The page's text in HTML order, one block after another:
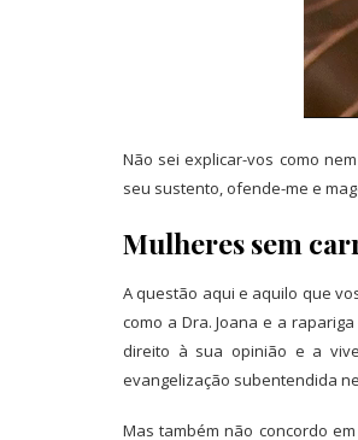
Não sei explicar-vos como
seu sustento, ofende-me e
Mulheres sem
A questão aqui e aquilo que
como a Dra. Joana e a
direito à sua opinião e a
evangelização subentendida
Mas também não concordo